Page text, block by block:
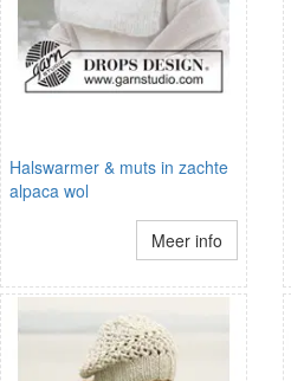
Halswarmer & muts in zachte
alpaca wol
Meer info